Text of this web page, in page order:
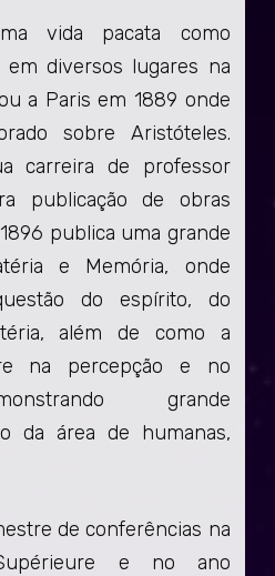
vida pacata como
em diversos lugares na
a Paris em 1889 onde
sobre Aristóteles.
carreira de professor
publicação de obras
publica uma grande
e Memória, onde
do espírito, do
além de como a
na percepção e no
grande
da área de humanas,
de conferências na
e no ano